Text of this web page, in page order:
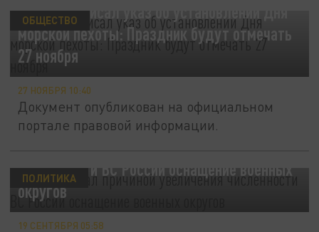
Путин подписал указ об установлении Дня
морской пехоты: Праздник будут отмечать
27 ноября
ОБЩЕСТВО
27 НОЯБРЯ 10:40
Документ опубликован на официальном
портале правовой информации.
численности ВС России оснащение военных
округов
ПОЛИТИКА
19 СЕНТЯБРЯ 05:58